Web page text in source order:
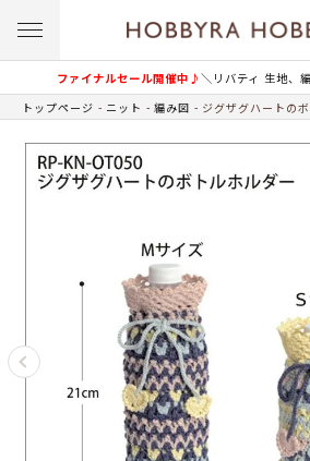
ファイナルセール開催中♪＼リバティ 生地、
トップページ ニット 編み図 ジグザグハートの